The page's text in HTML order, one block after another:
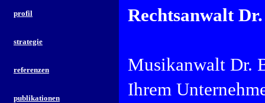
profil
strategie
referenzen
publikationen
Rechtsanwalt
Musikanwalt Dr.
Ihrem